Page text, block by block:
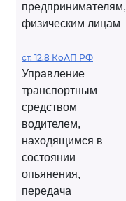
предпринимателям,
физическим лицам
ст. 12.8 КоАП РФ
Управление
транспортным
средством
водителем,
находящимся в
состоянии
опьянения,
передача